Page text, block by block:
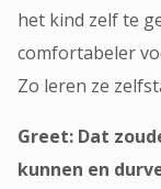
het kind zelf te
comfortabeler
Zo leren ze
Greet: Dat
kunnen en